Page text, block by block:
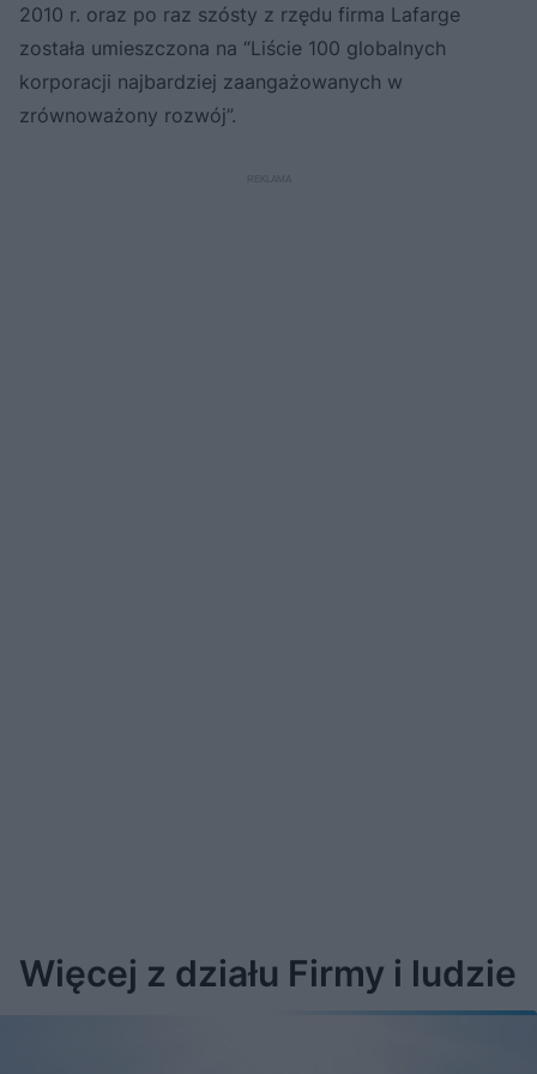
2010 r. oraz po raz szósty z rzędu firma Lafarge
została umieszczona na “Liście 100 globalnych
korporacji najbardziej zaangażowanych w
zrównoważony rozwój”.
Więcej z działu Firmy i ludzie